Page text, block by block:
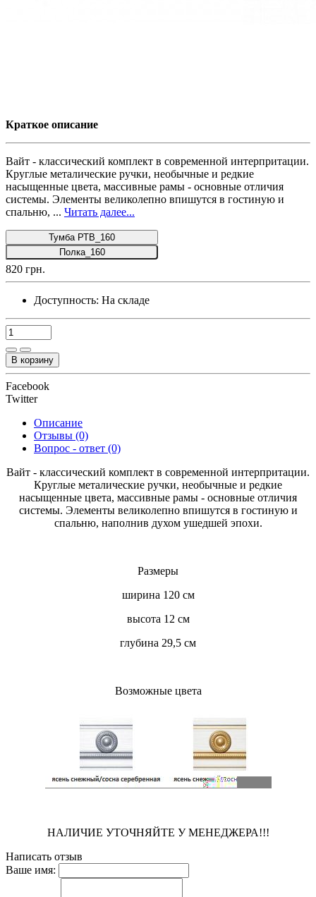
Краткое описание
Вайт - классический комплект в современной интерпритации.
Круглые металические ручки, необычные и редкие
насыщенные цвета, массивные рамы - основные отличия
системы. Элементы великолепно впишутся в гостиную и
спальню, ... Читать далее...
Тумба РТВ_160
Полка_160
820 грн.
Доступность: На складе
В корзину
Facebook
Twitter
Описание
Отзывы (0)
Вопрос - ответ (0)
Вайт - классический комплект в современной интерпритации.
Круглые металические ручки, необычные и редкие
насыщенные цвета, массивные рамы - основные отличия
системы. Элементы великолепно впишутся в гостиную и
спальню, наполнив духом ушедшей эпохи.
Размеры
ширина 120 см
высота 12 см
глубина 29,5 см
Возможные цвета
НАЛИЧИЕ УТОЧНЯЙТЕ У МЕНЕДЖЕРА!!!
Написать отзыв
Ваше имя: